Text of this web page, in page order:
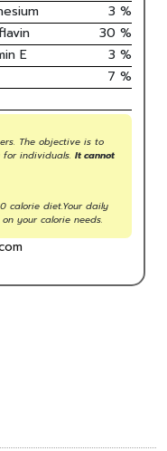
3 %
30 %
E 3 %
7 %
The objective is to
for individuals. It cannot
calorie diet.Your daily
your calorie needs.